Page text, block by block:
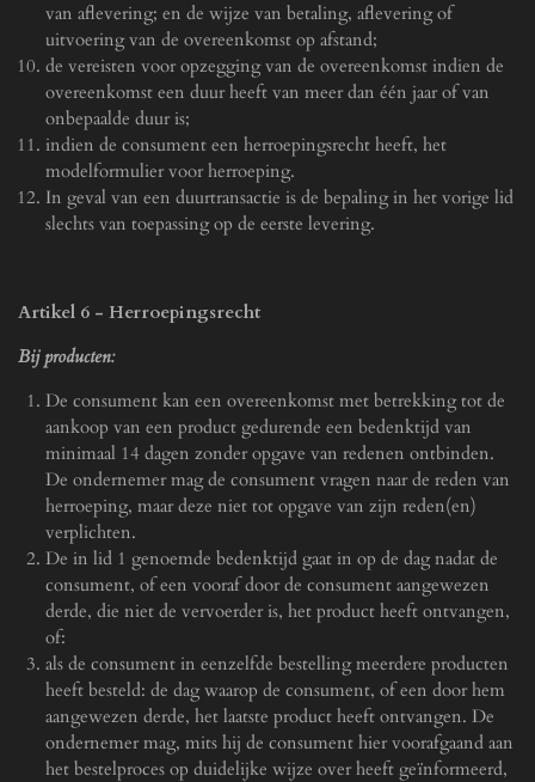
van aflevering; en de wijze van betaling, aflevering of
uitvoering van de overeenkomst op afstand;
de vereisten voor opzegging van de overeenkomst indien de
overeenkomst een duur heeft van meer dan één jaar of van
onbepaalde duur is;
indien de consument een herroepingsrecht heeft, het
modelformulier voor herroeping.
In geval van een duurtransactie is de bepaling in het vorige lid
slechts van toepassing op de eerste levering.
Artikel 6 - Herroepingsrecht
Bij producten:
De consument kan een overeenkomst met betrekking tot de
aankoop van een product gedurende een bedenktijd van
minimaal 14 dagen zonder opgave van redenen ontbinden.
De ondernemer mag de consument vragen naar de reden van
herroeping, maar deze niet tot opgave van zijn reden(en)
verplichten.
De in lid 1 genoemde bedenktijd gaat in op de dag nadat de
consument, of een vooraf door de consument aangewezen
derde, die niet de vervoerder is, het product heeft ontvangen,
of:
als de consument in eenzelfde bestelling meerdere producten
heeft besteld: de dag waarop de consument, of een door hem
aangewezen derde, het laatste product heeft ontvangen. De
ondernemer mag, mits hij de consument hier voorafgaand aan
het bestelproces op duidelijke wijze over heeft geïnformeerd,